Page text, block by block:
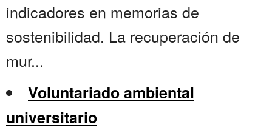
indicadores en memorias de
sostenibilidad. La recuperación de
mur...
Voluntariado ambiental
universitario